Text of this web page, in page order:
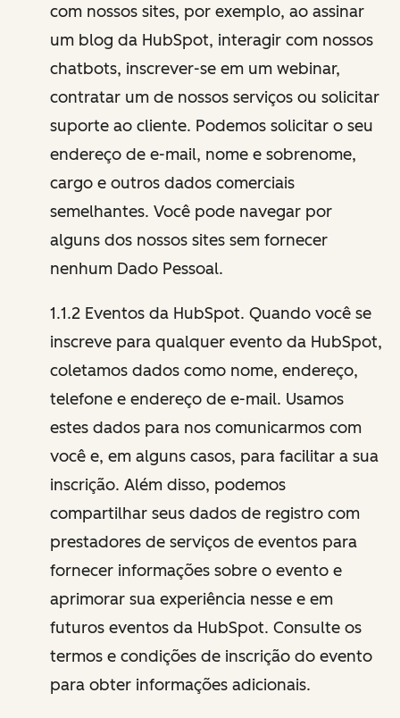
com nossos sites, por exemplo, ao assinar
um blog da HubSpot, interagir com nossos
chatbots, inscrever-se em um webinar,
contratar um de nossos serviços ou solicitar
suporte ao cliente. Podemos solicitar o seu
endereço de e-mail, nome e sobrenome,
cargo e outros dados comerciais
semelhantes. Você pode navegar por
alguns dos nossos sites sem fornecer
nenhum Dado Pessoal.
1.1.2 Eventos da HubSpot. Quando você se
inscreve para qualquer evento da HubSpot,
coletamos dados como nome, endereço,
telefone e endereço de e-mail. Usamos
estes dados para nos comunicarmos com
você e, em alguns casos, para facilitar a sua
inscrição. Além disso, podemos
compartilhar seus dados de registro com
prestadores de serviços de eventos para
fornecer informações sobre o evento e
aprimorar sua experiência nesse e em
futuros eventos da HubSpot. Consulte os
termos e condições de inscrição do evento
para obter informações adicionais.